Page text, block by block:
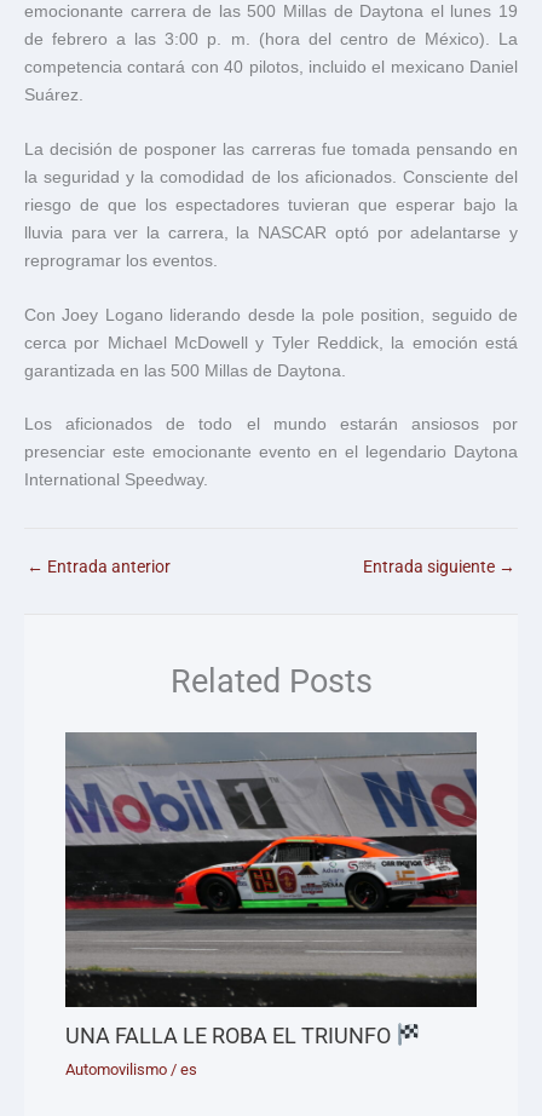
emocionante carrera de las 500 Millas de Daytona el lunes 19
de febrero a las 3:00 p. m. (hora del centro de México). La
competencia contará con 40 pilotos, incluido el mexicano Daniel
Suárez.
La decisión de posponer las carreras fue tomada pensando en
la seguridad y la comodidad de los aficionados. Consciente del
riesgo de que los espectadores tuvieran que esperar bajo la
lluvia para ver la carrera, la NASCAR optó por adelantarse y
reprogramar los eventos.
Con Joey Logano liderando desde la pole position, seguido de
cerca por Michael McDowell y Tyler Reddick, la emoción está
garantizada en las 500 Millas de Daytona.
Los aficionados de todo el mundo estarán ansiosos por
presenciar este emocionante evento en el legendario Daytona
International Speedway.
← Entrada anterior Entrada siguiente →
Related Posts
UNA FALLA LE ROBA EL TRIUNFO
Automovilismo /es